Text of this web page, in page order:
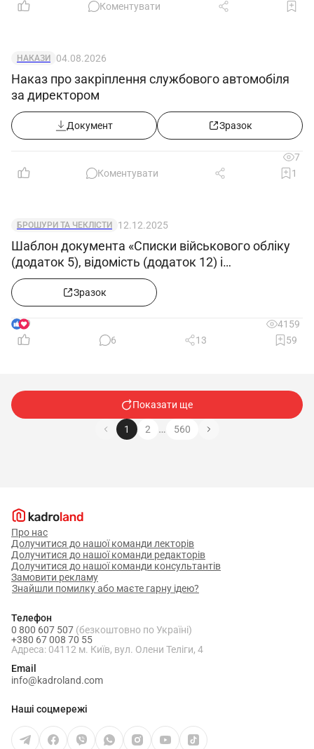
Коментувати
НАКАЗИ 04.08.2026
Наказ про закріплення службового автомобіля
за директором
Документ Зразок
7
Коментувати
1
БРОШУРИ ТА ЧЕКЛІСТИ 12.12.2025
Шаблон документа «Списки військового обліку
(додаток 5), відомість (додаток 12) і
повідомлення (додаток 4) в Excel»
Зразок
9
4159
6
13 59
Показати ще
1 2 … 560
Про нас
Долучитися до нашої команди лекторів
Долучитися до нашої команди редакторів
Долучитися до нашої команди консультантів
Замовити рекламу
Знайшли помилку або маєте гарну ідею?
Телефон
0 800 607 507 (безкоштовно по Україні)
+380 67 008 70 55
Адреса: 04112 м. Київ, вул. Олени Теліги, 4
Email
info@kadroland.com
Наші соцмережі